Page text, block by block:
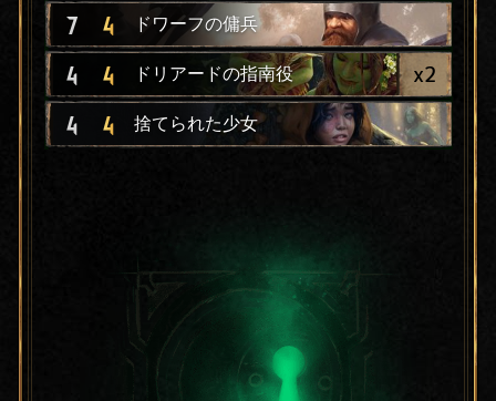
7 4 ドワーフの傭兵
4 4 ドリアードの指南役 x2
4 4 捨てられた少女